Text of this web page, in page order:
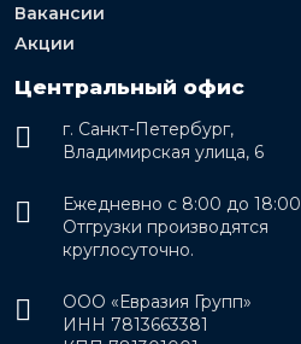
Вакансии
Акции
Центральный офис
г. Санкт-Петербург,
Владимирская улица, 6
Ежедневно с 8:00 до 18:00
Отгрузки производятся
круглосуточно.
ООО «Евразия Групп»
ИНН 7813663381